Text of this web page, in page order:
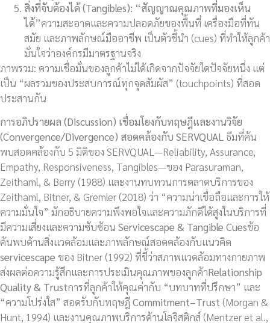
สิ่งที่จับต้องได้ (Tangibles): “สัญญาณคุณภาพที่มองเห็น
ได้”ความสะอาดและความปลอดภัยของพื้นที่ เครื่องมือที่ทัน
สมัย และภาพลักษณ์มืออาชีพ เป็นตัวชี้นำ (cues) ที่ทำให้ลูกค้า
มั่นใจว่าองค์กรมีมาตรฐานจริง
ภาพรวม: ความเชื่อมั่นของลูกค้าไม่ได้เกิดจากปัจจัยใดปัจจัยหนึ่ง แต่
เป็น “ผลรวมของประสบการณ์ทุกจุดสัมผัส” (touchpoints) ที่สอด
ประสานกัน
การอภิปรายผล (Discussion) เชื่อมโยงกับทฤษฎีและงานวิจัย
(Convergence/Divergence) สอดคล้องกับ SERVQUAL ธีมที่ค้น
พบสอดคล้องกับ 5 มิติของ SERVQUAL—Reliability, Assurance,
Empathy, Responsiveness, Tangibles—ของ Parasuraman,
Zeithaml, & Berry (1988) และงานทบทวนการตลาดบริการของ
Zeithaml, Bitner, & Gremler (2018) ว่า “ความน่าเชื่อถือและการให้
ความมั่นใจ” มักอธิบายความพึงพอใจและความภักดีได้สูงในบริการที่
มีความเสี่ยงและความซับซ้อน Servicescape & Tangible Cuesข้อ
ค้นพบด้านสิ่งแวดล้อมและภาพลักษณ์สอดคล้องกับแนวคิด
servicescape ของ Bitner (1992) ที่ชี้ว่าสภาพแวดล้อมทางกายภาพ
ส่งผลต่อความรู้สึกและการประเมินคุณภาพของลูกค้าRelationship
Quality & Trustการที่ลูกค้าให้คุณค่ากับ “บทบาทที่ปรึกษา” และ
“ความโปร่งใส” สอดรับกับทฤษฎี Commitment–Trust (Morgan &
Hunt, 1994) และงานคุณภาพบริการด้านโลจิสติกส์ (Mentzer et al.,